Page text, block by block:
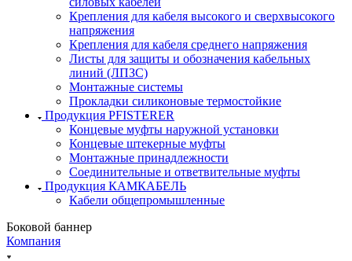
Крепления для кабеля высокого и сверхвысокого
напряжения
Крепления для кабеля среднего напряжения
Листы для защиты и обозначения кабельных
линий (ЛПЗС)
Монтажные системы
Прокладки силиконовые термостойкие
Продукция PFISTERER
Концевые муфты наружной установки
Концевые штекерные муфты
Монтажные принадлежности
Соединительные и ответвительные муфты
Продукция КАМКАБЕЛЬ
Кабели общепромышленные
Боковой баннер
Компания